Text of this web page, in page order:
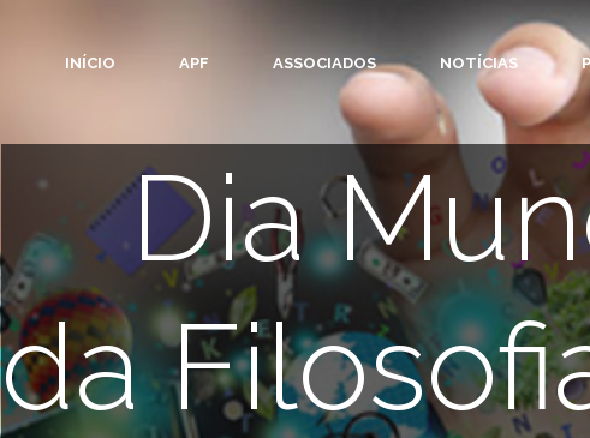
INÍCIO APF ASSOCIADOS NOTÍCIAS
Dia
da